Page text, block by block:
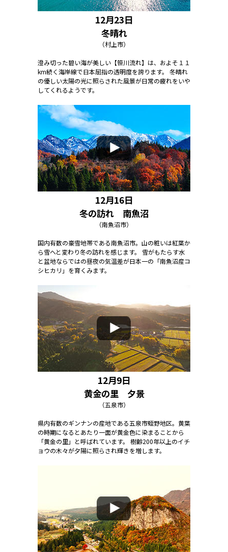
12月23日
冬晴れ
（村上市）
澄み切った碧い海が美しい【笹川流れ】は、およそ１１
km続く海岸線で日本屈指の透明度を誇ります。 冬晴れ
の優しい太陽の光に照らされた風景が日常の疲れをいや
してくれるようです。
12月16日
冬の訪れ 南魚沼
（南魚沼市）
国内有数の豪雪地帯である南魚沼市。山の粧いは紅葉か
ら雪へと変わり冬の訪れを感じます。 雪がもたらす水
と盆地ならではの昼夜の気温差が日本一の「南魚沼産コ
シヒカリ」を育くみます。
12月9日
黄金の里 夕景
（五泉市）
県内有数のギンナンの産地である五泉市蛭野地区。黄葉
の時期になるとあたり一面が黄金色に染まることから
「黄金の里」と呼ばれています。 樹齢200年以上のイチ
ョウの木々が夕陽に照らされ輝きを増します。